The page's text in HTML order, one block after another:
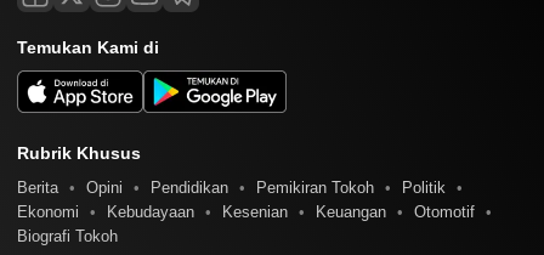
Temukan Kami di
Rubrik Khusus
Berita Opini Pendidikan Pemikiran Tokoh
Politik
Ekonomi
Kebudayaan Kesenian Keuangan
Otomotif
Biografi Tokoh